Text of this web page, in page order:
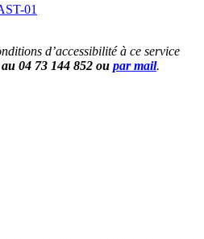
d’accessibilité à ce service
au 04 73 144 852 ou par mail.